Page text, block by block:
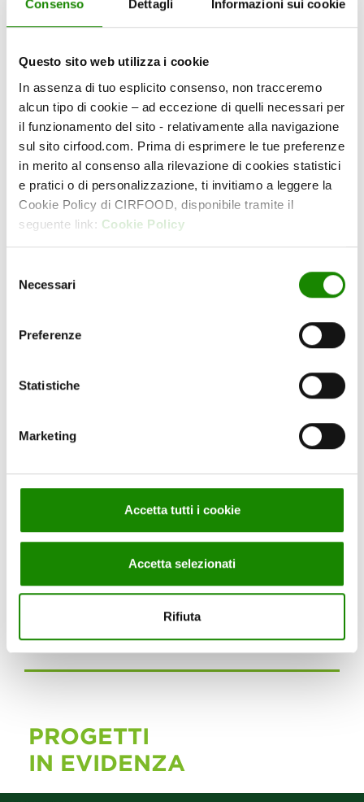
Consenso Dettagli Informazioni sui cookie
Questo sito web utilizza i cookie
In assenza di tuo esplicito consenso, non tracceremo
alcun tipo di cookie – ad eccezione di quelli necessari per
il funzionamento del sito - relativamente alla navigazione
sul sito cirfood.com. Prima di esprimere le tue preferenze
in merito al consenso alla rilevazione di cookies statistici
e pratici o di personalizzazione, ti invitiamo a leggere la
Cookie Policy di CIRFOOD, disponibile tramite il
seguente link: Cookie Policy
delNecessari
Preferenze
Statistiche
Marketing
Accetta tutti i cookie
Accetta selezionati
Rifiuta
Sei interessato a scoprire tutti i contenuti della
Ricerca "La #NuovaPausaPranzo degli italiani: il
new normal fotografato dall'indagine Nomisma"?
DISTRICTper ricevere via e-mail la ricerca.
L'indagine è stata presentata nel corso
in streaming"La Nuova Pausa
Pranzo degli italiani",disponibile suYoutubee
PROGETTI
IN EVIDENZA